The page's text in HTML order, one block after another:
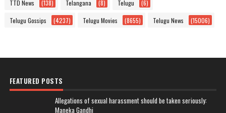
TTD News (138) Telangana (8) Telugu (6)
Telugu Gossips (4237) Telugu Movies (8655) Telugu News (15006)
FEATURED POSTS
Allegations of sexual harassment should be taken seriously:
Maneka Gandhi